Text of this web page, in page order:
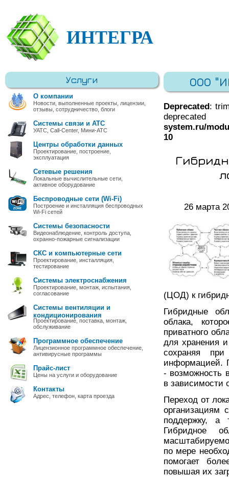
ИНТЕГРА
Услуги
О компании
Новости, выполненные проекты, лицензии,
отзывы, сотрудничество, блоги
Системы связи и АТС
УАТС, Call-Center, Мини-АТС
Центры обработки данных
Проектирование, построение,
эксплуатация
Сетевые решения
Локальные вычислительные сети,
активное оборудование
Беспроводные сети (Wi-Fi)
Построение и инсталляция беспроводных
Wi-Fi сетей
Системы безопасности
Видеонаблюдение, контроль доступа,
охранно-пожарные сигнализации
СКС и компьютерные сети
Проектирование, инсталляция,
тестирование
Системы электроснабжения
Проектирование, монтаж, испытания,
согласование
Системы вентиляции и
кондиционирования
Проектирование, поставка, монтаж,
обслуживание
Программное обеспечение
Лицензионное программное обеспечение,
антивирусные программы
Прайс-лист
Цены на услуги и оборудование
Контакты
Адрес, телефон, карта проезда
ООО
Deprecated:
system.ru/
10
26 марта
(ЦОД) к
Гибридные
облака,
приватного
для хранения
сохраняя
информацией.
- возможность
в зависимости
Переход от
организациям
поддержку, а
Гибридное
по мере
помогает
повышая их